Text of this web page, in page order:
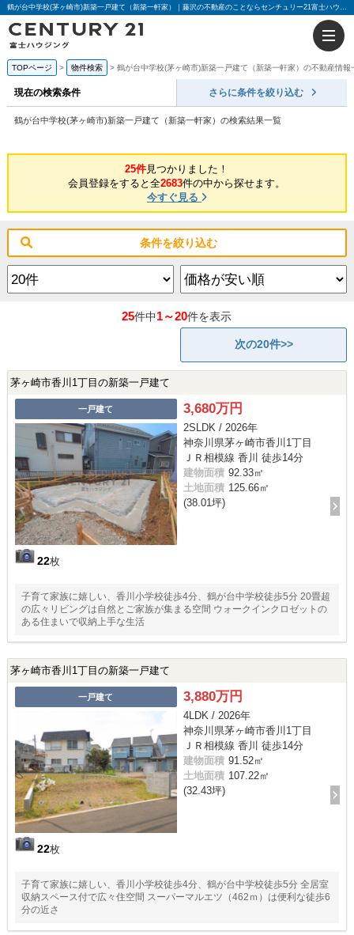
鶴が台中学校(茅ヶ崎市)新築一戸建て（新築一軒家）｜藤沢の不動産のことならセンチュリー21富士ハウジング
TOPページ 物件検索 鶴が台中学校(茅ヶ崎市)新築一戸建て（新築一軒家）の不動産情報
現在の検索条件 さらに条件を絞り込む
鶴が台中学校(茅ヶ崎市)新築一戸建て（新築一軒家）の検索結果一覧
25件見つかりました！
会員登録をすると全2683件の中から探せます。
今すぐ見る
条件を絞り込む
25件中1～20件を表示
次の20件>>
茅ヶ崎市香川1丁目の新築一戸建て
一戸建て
22枚
3,680万円
2SLDK / 2026年
神奈川県茅ヶ崎市香川1丁目
ＪＲ相模線 香川 徒歩14分
建物面積 92.33㎡
土地面積 125.66㎡
(38.01坪)
子育て家族に嬉しい、香川小学校徒歩4分、鶴が台中学校徒歩5分 20畳超
の広々リビングは自然とご家族が集まる空間 ウォークインクロゼットの
ある住まいで収納上手な生活
茅ヶ崎市香川1丁目の新築一戸建て
一戸建て
22枚
3,880万円
4LDK / 2026年
神奈川県茅ヶ崎市香川1丁目
ＪＲ相模線 香川 徒歩14分
建物面積 91.52㎡
土地面積 107.22㎡
(32.43坪)
子育て家族に嬉しい、香川小学校徒歩4分、鶴が台中学校徒歩5分 全居室
収納スペース付で広々住空間 スーパーマルエツ（462ｍ）は便利な徒歩6
分の近さ